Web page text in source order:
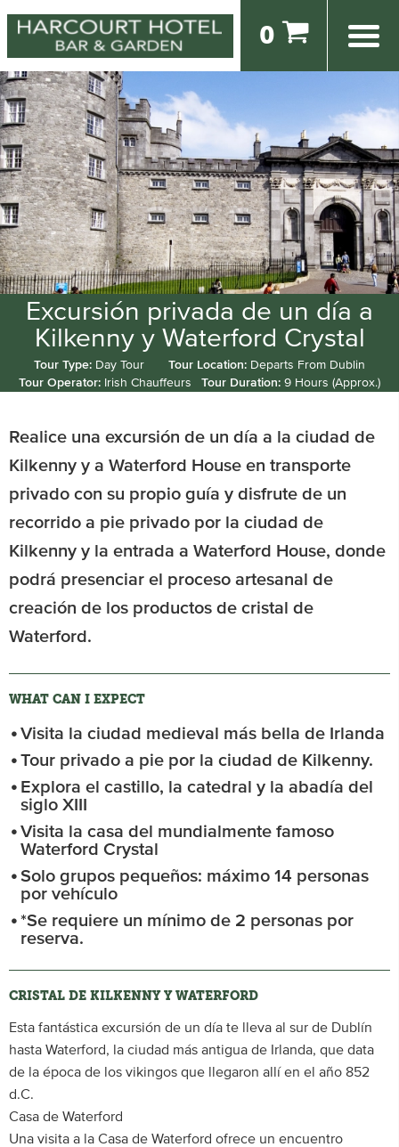
0
Excursión privada de un día a
Kilkenny y Waterford Crystal
Tour Type: Day Tour Tour Location: Departs From Dublin
Tour Operator: Irish Chauffeurs Tour Duration: 9 Hours (Approx.)
Realice una excursión de un día a la ciudad de
Kilkenny y a Waterford House en transporte
privado con su propio guía y disfrute de un
recorrido a pie privado por la ciudad de
Kilkenny y la entrada a Waterford House, donde
podrá presenciar el proceso artesanal de
creación de los productos de cristal de
Waterford.
WHAT CAN I EXPECT
Visita la ciudad medieval más bella de Irlanda
Tour privado a pie por la ciudad de Kilkenny.
Explora el castillo, la catedral y la abadía del
siglo XIII
Visita la casa del mundialmente famoso
Waterford Crystal
Solo grupos pequeños: máximo 14 personas
por vehículo
*Se requiere un mínimo de 2 personas por
reserva.
CRISTAL DE KILKENNY Y WATERFORD
Esta fantástica excursión de un día te lleva al sur de Dublín
hasta Waterford, la ciudad más antigua de Irlanda, que data
de la época de los vikingos que llegaron allí en el año 852
d.C.
Casa de Waterford
Una visita a la Casa de Waterford ofrece un encuentro